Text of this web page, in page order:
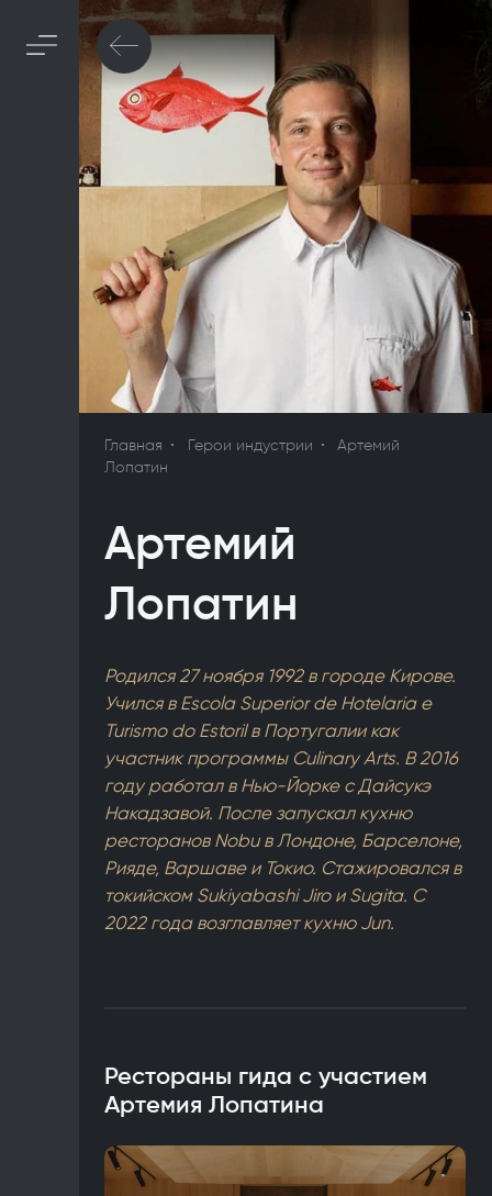
Главная Герои индустрии
Артемий
Лопатин
Артемий
Лопатин
Родился 27 ноября 1992 в городе Кирове.
Учился в Escola Superior de Hotelaria e
Turismo do Estoril в Португалии как
участник программы Culinary Arts. В 2016
году работал в Нью-Йорке с Дайсукэ
Накадзавой. После запускал кухню
ресторанов Nobu в Лондоне, Барселоне,
Рияде, Варшаве и Токио. Стажировался в
токийском Sukiyabashi Jiro и Sugita. С
2022 года возглавляет кухню Jun.
Рестораны гида с участием
Артемия Лопатина